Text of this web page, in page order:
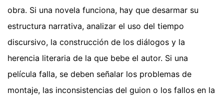
obra. Si una novela funciona, hay que desarmar su
estructura narrativa, analizar el uso del tiempo
discursivo, la construcción de los diálogos y la
herencia literaria de la que bebe el autor. Si una
película falla, se deben señalar los problemas de
montaje, las inconsistencias del guion o los fallos en la